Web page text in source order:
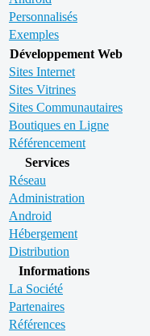
Personnalisés
Exemples
Développement Web
Sites Internet
Sites Vitrines
Sites Communautaires
Boutiques en Ligne
Référencement
Services
Réseau
Administration
Android
Hébergement
Distribution
Informations
La Société
Partenaires
Références